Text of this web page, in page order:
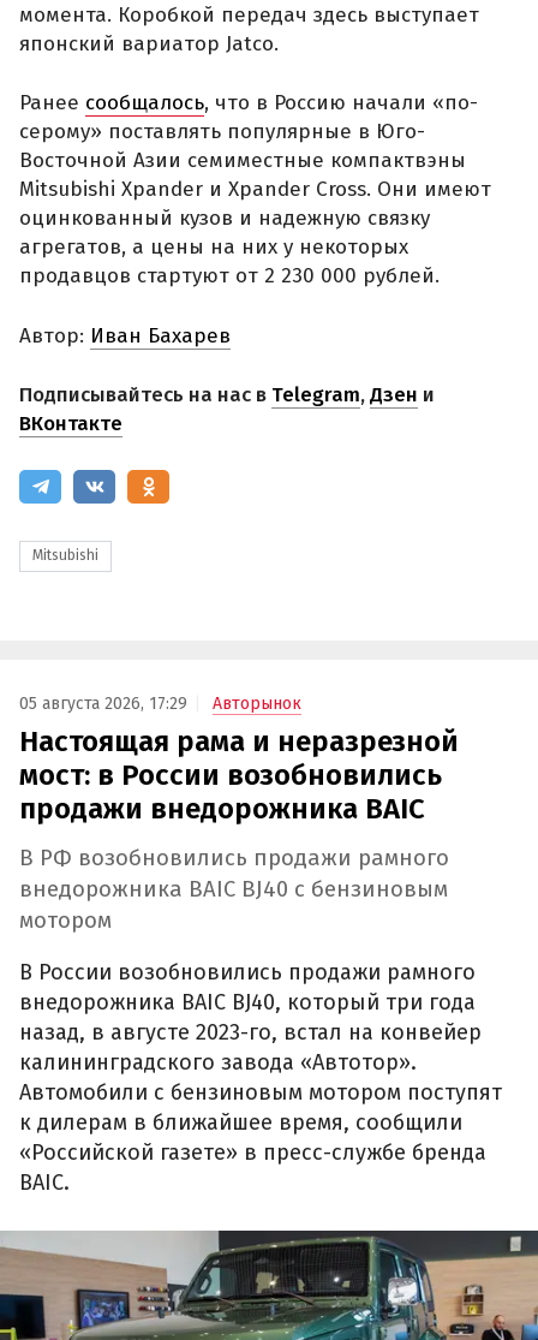
момента. Коробкой передач здесь выступает
японский вариатор Jatco.
Ранее сообщалось, что в Россию начали «по-
серому» поставлять популярные в Юго-
Восточной Азии семиместные компактвэны
Mitsubishi Xpander и Xpander Cross. Они имеют
оцинкованный кузов и надежную связку
агрегатов, а цены на них у некоторых
продавцов стартуют от 2 230 000 рублей.
Автор: Иван Бахарев
Подписывайтесь на нас в Telegram,Дзен и
ВКонтакте
Mitsubishi
05 августа 2026, 17:29 Авторынок
Настоящая рама и неразрезной
мост: в России возобновились
продажи внедорожника BAIC
В РФ возобновились продажи рамного
внедорожника BAIC BJ40 с бензиновым
мотором
В России возобновились продажи рамного
внедорожника BAIC BJ40, который три года
назад, в августе 2023-го, встал на конвейер
калининградского завода «Автотор».
Автомобили с бензиновым мотором поступят
к дилерам в ближайшее время, сообщили
«Российской газете» в пресс-службе бренда
BAIC.